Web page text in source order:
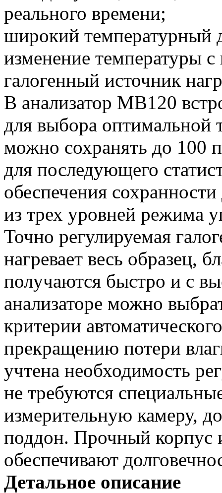
реального времени;
широкий температурный
изменение температуры
галогенный источник
В анализатор MB120
для выбора
можно сохранять до 100
для последующего
обеспечения
из трех уровней режима
Точно регулируемая
нагревает весь образец,
получаются быстро и с
анализаторе можно
критерии
прекращению потери
учтена необходимость
не требуются
измерительную камеру,
поддон. Прочный корпус
обеспечивают
Детальное описание